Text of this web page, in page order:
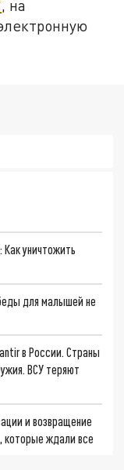
, на
уничтожить
для малышей не
в России. Страны
ВСУ теряют
и возвращение
которые ждали все